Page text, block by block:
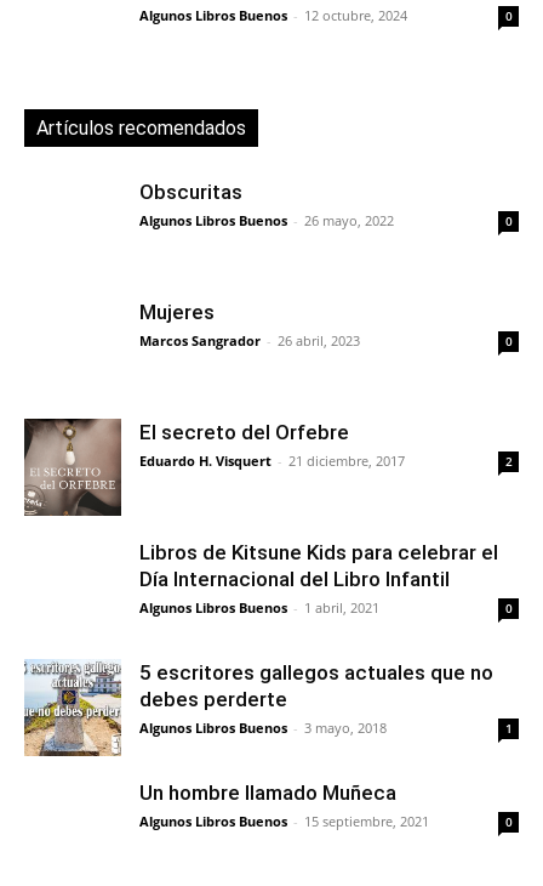
Algunos Libros Buenos - 12 octubre, 2024 0
Artículos recomendados
Obscuritas
Algunos Libros Buenos - 26 mayo, 2022 0
Mujeres
Marcos Sangrador - 26 abril, 2023 0
El secreto del Orfebre
Eduardo H. Visquert - 21 diciembre, 2017 2
Libros de Kitsune Kids para celebrar el
Día Internacional del Libro Infantil
Algunos Libros Buenos - 1 abril, 2021 0
5 escritores gallegos actuales que no
debes perderte
Algunos Libros Buenos - 3 mayo, 2018 1
Un hombre llamado Muñeca
Algunos Libros Buenos - 15 septiembre, 2021 0